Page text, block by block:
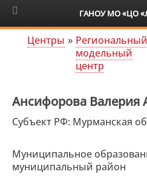
6+
Центры » Региональный
модельный
центр
Ансифорова Валерия
Субъект РФ: Мурманская
Муниципальное
муниципальный район
ГАНОУ МО «ЦО